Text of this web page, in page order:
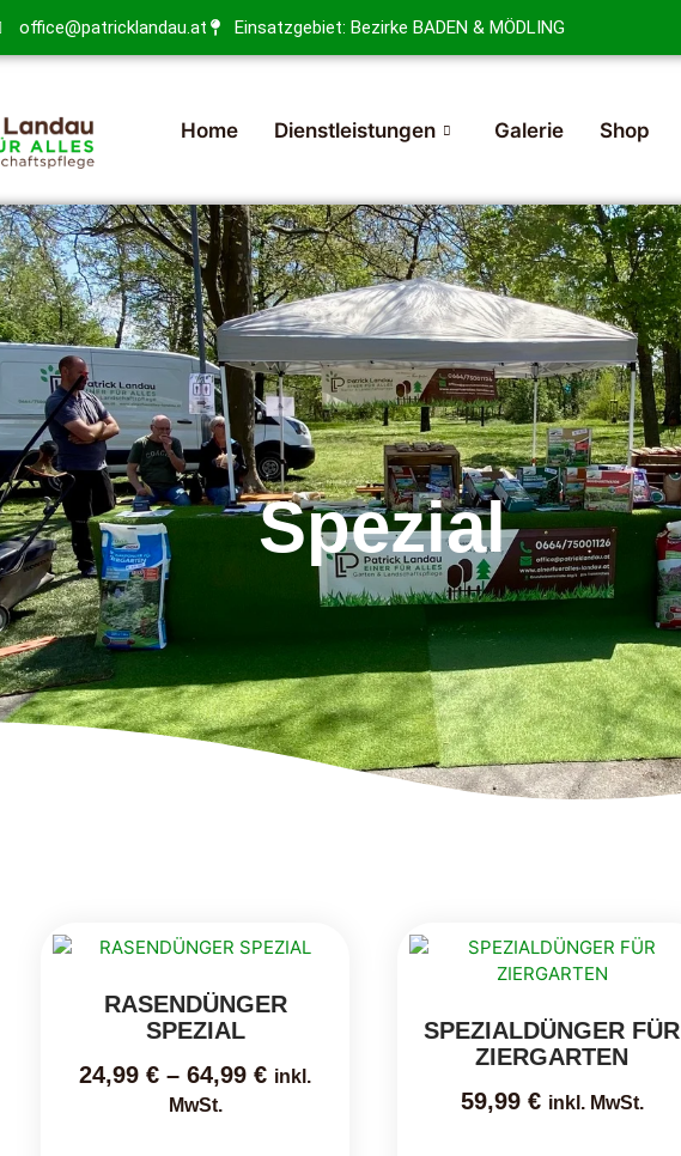
office@patricklandau.at Einsatzgebiet: Bezirke BADEN & MÖDLING
Home Dienstleistungen Galerie Shop
Spezial
RASENDÜNGER
SPEZIAL
24,99€ –64,99€ inkl.
MwSt.
SPEZIALDÜNGER FÜR
ZIERGARTEN
59,99 € inkl. MwSt.